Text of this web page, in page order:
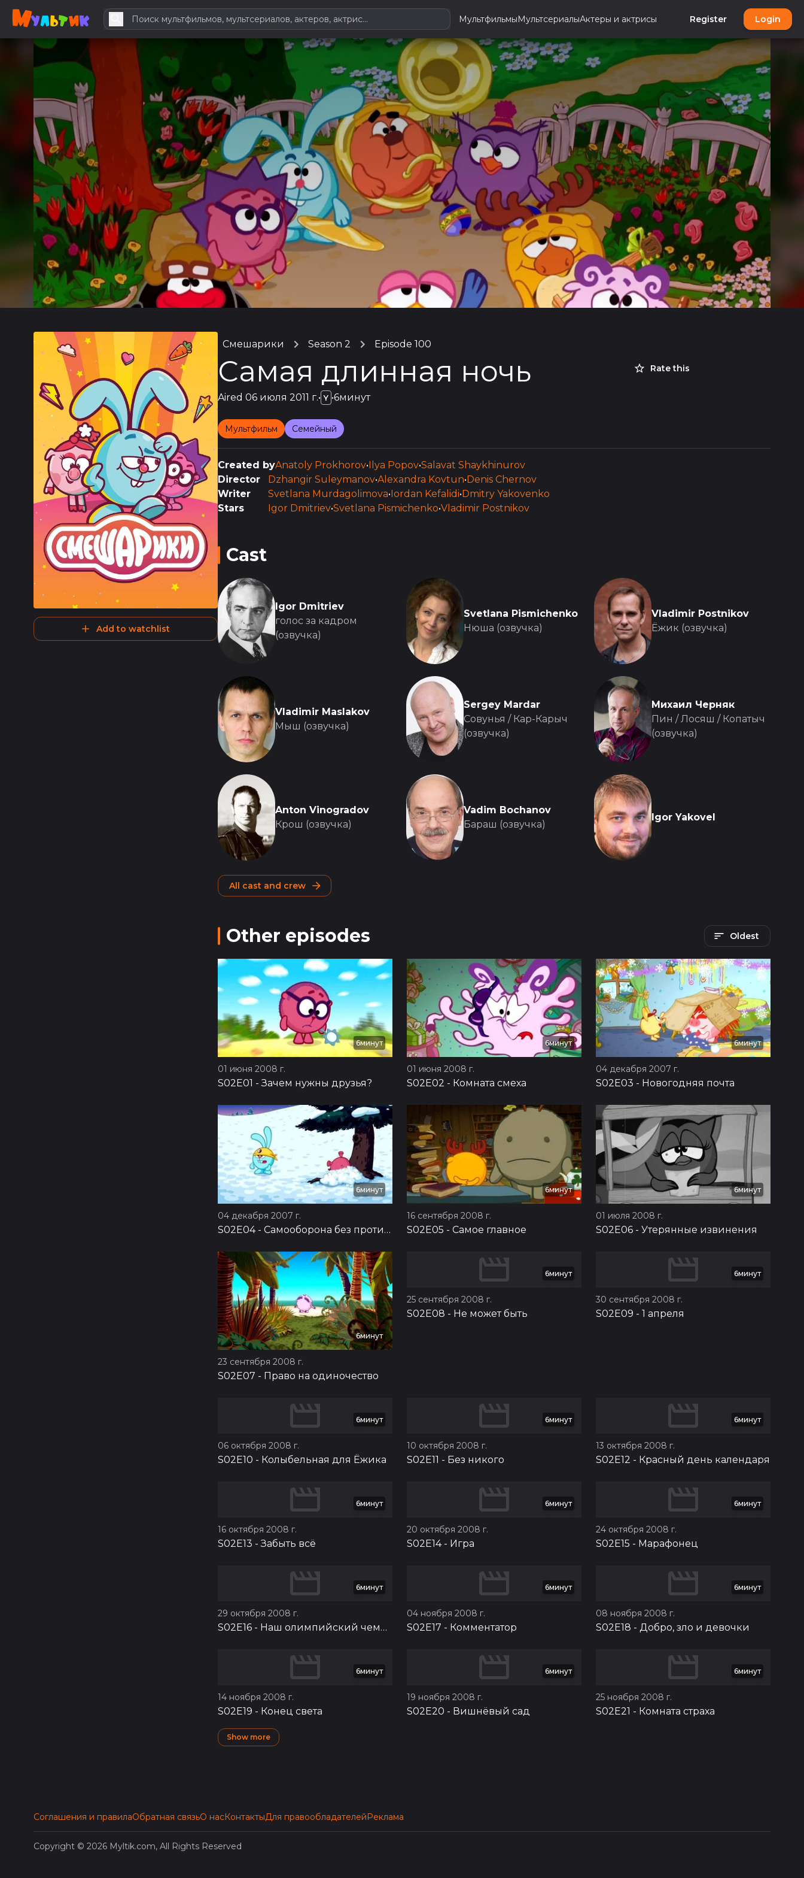
МультфильмыМультсериалыАктеры и актрисы Register Login
Add to watchlist
Смешарики Season 2 Episode 100
Самая длинная ночь
Aired 06 июля 2011 г.• Y •6минут
Rate this
Мультфильм Семейный
Created byAnatoly Prokhorov•Ilya Popov•Salavat Shaykhinurov
Director
Dzhangir Suleymanov•Alexandra Kovtun•Denis Chernov
Writer
Svetlana Murdagolimova•Iordan Kefalidi•Dmitry Yakovenko
Stars
Igor Dmitriev•Svetlana Pismichenko•Vladimir Postnikov
Cast
Igor Dmitriev
голос за кадром
(озвучка)
Svetlana Pismichenko
Нюша (озвучка)
Vladimir Postnikov
Ёжик (озвучка)
Vladimir Maslakov
Мыш (озвучка)
Sergey Mardar
Совунья / Кар-Карыч
(озвучка)
Михаил Черняк
Пин / Лосяш / Копатыч
(озвучка)
Anton Vinogradov
Крош (озвучка)
Vadim Bochanov
Бараш (озвучка)
Igor Yakovel
All cast and crew
Other episodes Oldest
6минут
01 июня 2008 г.
S02E01 - Зачем нужны друзья?
6минут
01 июня 2008 г.
S02E02 - Комната смеха
6минут
04 декабря 2007 г.
S02E03 - Новогодняя почта
6минут
04 декабря 2007 г.
S02E04- Самооборона без противника
6минут
16 сентября 2008 г.
S02E05 - Самое главное
6минут
01 июля 2008 г.
S02E06 - Утерянные извинения
6минут
23 сентября 2008 г.
S02E07 - Право на одиночество
6минут
25 сентября 2008 г.
S02E08 - Не может быть
6минут
30 сентября 2008 г.
S02E09 - 1 апреля
6минут
06 октября 2008 г.
S02E10 - Колыбельная для Ёжика
6минут
10 октября 2008 г.
S02E11 - Без никого
6минут
13 октября 2008 г.
S02E12 - Красный день календаря
6минут
16 октября 2008 г.
S02E13 - Забыть всё
6минут
20 октября 2008 г.
S02E14- Игра
6минут
24 октября 2008 г.
S02E15 - Марафонец
6минут
29 октября 2008 г.
S02E16 - Наш олимпийский чемпион
6минут
04 ноября 2008 г.
S02E17 - Комментатор
6минут
08 ноября 2008 г.
S02E18 - Добро, зло и девочки
6минут
14 ноября 2008 г.
S02E19 - Конец света
6минут
19 ноября 2008 г.
S02E20 - Вишнёвый сад
6минут
25 ноября 2008 г.
S02E21 - Комната страха
Show more
Соглашения и правилаОбратная связьО насКонтактыДля правообладателей Реклама
Copyright © 2026 Myltik.com, All Rights Reserved